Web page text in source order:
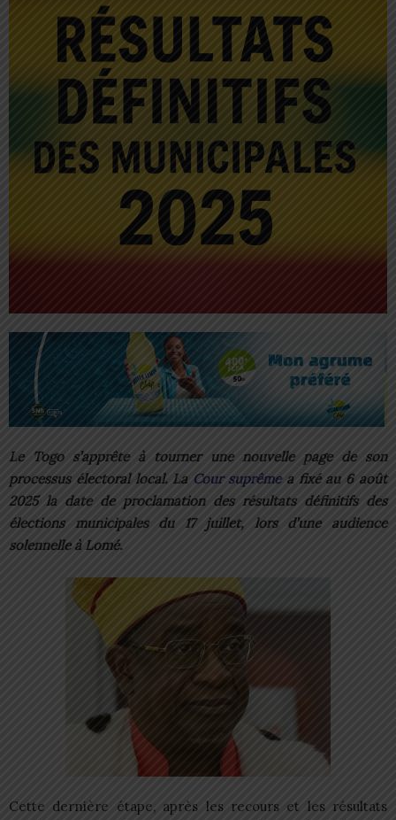
Le Togo s’apprête à tourner une nouvelle page de son
processus électoral local. La Cour suprêmea fixé au 6 août
2025 la date de proclamation des résultats définitifs des
élections municipales du 17 juillet, lors d’une audience
solennelle à Lomé.
Cette dernière étape, après les recours et les résultats